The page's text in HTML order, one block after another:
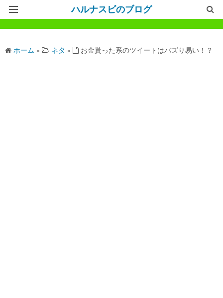
ハルナスビのブログ
記事一覧
ホームページ
ホーム » ネタ » お金貰った系のツイートはバズり易い！？